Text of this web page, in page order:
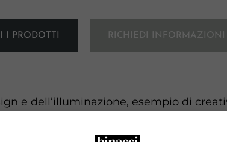
I PRODOTTI RICHIEDI INFORMAZIONI
e dell’illuminazione, esempio di
con i migliori artisti del settore
ambiente, trovando il perfetto